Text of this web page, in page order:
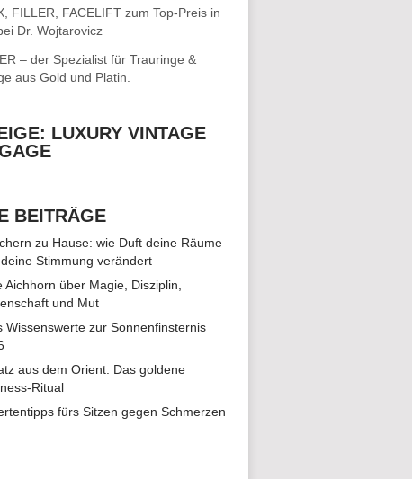
FILLER, FACELIFT zum Top-Preis in
Dr. Wojtarovicz
– der Spezialist für Trauringe &
aus Gold und Platin.
LUXURY VINTAGE
BEITRÄGE
zu Hause: wie Duft deine Räume
Stimmung verändert
Aichhorn über Magie, Disziplin,
und Mut
Wissenswerte zur Sonnenfinsternis
aus dem Orient: Das goldene
Ritual
fürs Sitzen gegen Schmerzen